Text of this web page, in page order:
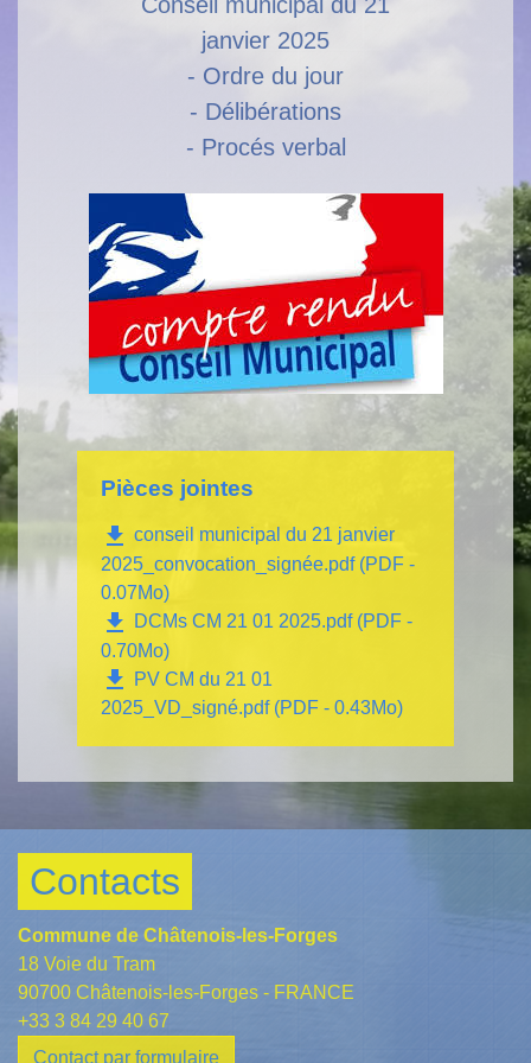
janvier 2025
- Ordre du jour
- Délibérations
- Procés verbal
Pièces jointes
file_download conseil municipal du 21 janvier
2025_convocation_signée.pdf (PDF -
0.07Mo)
file_download
DCMs CM 21 01 2025.pdf (PDF -
0.70Mo)
file_download
PV CM du 21 01
2025_VD_signé.pdf (PDF - 0.43Mo)
Contacts
Commune de Châtenois-les-Forges
18 Voie du Tram
90700 Châtenois-les-Forges - FRANCE
+33 3 84 29 40 67
Contact par formulaire